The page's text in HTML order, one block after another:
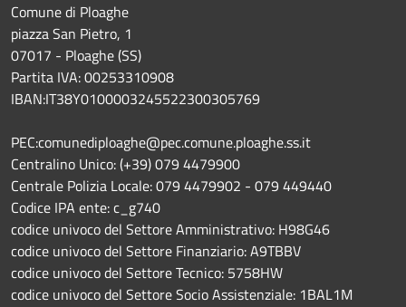
Comune di Ploaghe
piazza San Pietro, 1
07017 - Ploaghe (SS)
Partita IVA: 00253310908
IBAN:IT38Y0100003245522300305769
PEC:comunediploaghe@pec.comune.ploaghe.ss.it
Centralino Unico: (+39) 079 4479900
Centrale Polizia Locale: 079 4479902 - 079 449440
Codice IPA ente: c_g740
codice univoco del Settore Amministrativo: H98G46
codice univoco del Settore Finanziario: A9TBBV
codice univoco del Settore Tecnico: 5758HW
codice univoco del Settore Socio Assistenziale: 1BAL1M